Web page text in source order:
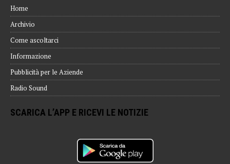
Home
Archivio
Come ascoltarci
Informazione
Pubblicità per le Aziende
Radio Sound
SCARICA L’APP E RICEVI LE NOTIZIE